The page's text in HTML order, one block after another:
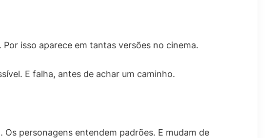
isso aparece em tantas versões no cinema.
E falha, antes de achar um caminho.
personagens entendem padrões. E mudam de